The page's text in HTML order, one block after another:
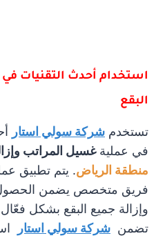
استخدام أحدث التقنيات
البقع
تستخدم شركة سولي استار
في عمليةغسيل المراتب
منطقة الرياض. يتم تطبيق
فريق متخصص يضمن الحصول
وإزالة جميع البقع بشكل
تضمن شركة سولي استار